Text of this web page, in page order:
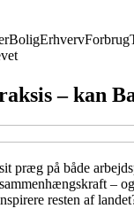
BoligErhvervForbrug
– kan
præg på både
–
resten af